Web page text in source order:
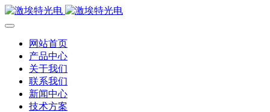
网站首页
产品中心
关于我们
联系我们
新闻中心
技术方案